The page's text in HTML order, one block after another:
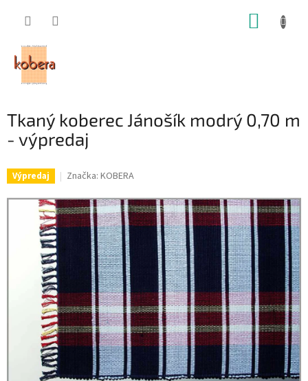
Tkaný koberec Jánošík modrý 0,70 m
- výpredaj
Výpredaj Značka: KOBERA